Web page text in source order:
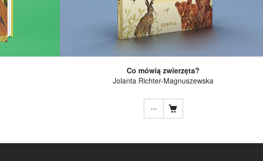
Co mówią zwierzęta?
Jolanta Richter-Magnuszewska
...